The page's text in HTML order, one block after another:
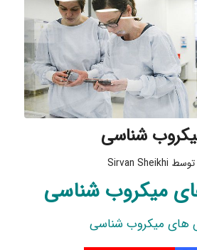
شناسی
توسط Sirvan Sheikhi
میکروب شناسی
های میکروب شناسی